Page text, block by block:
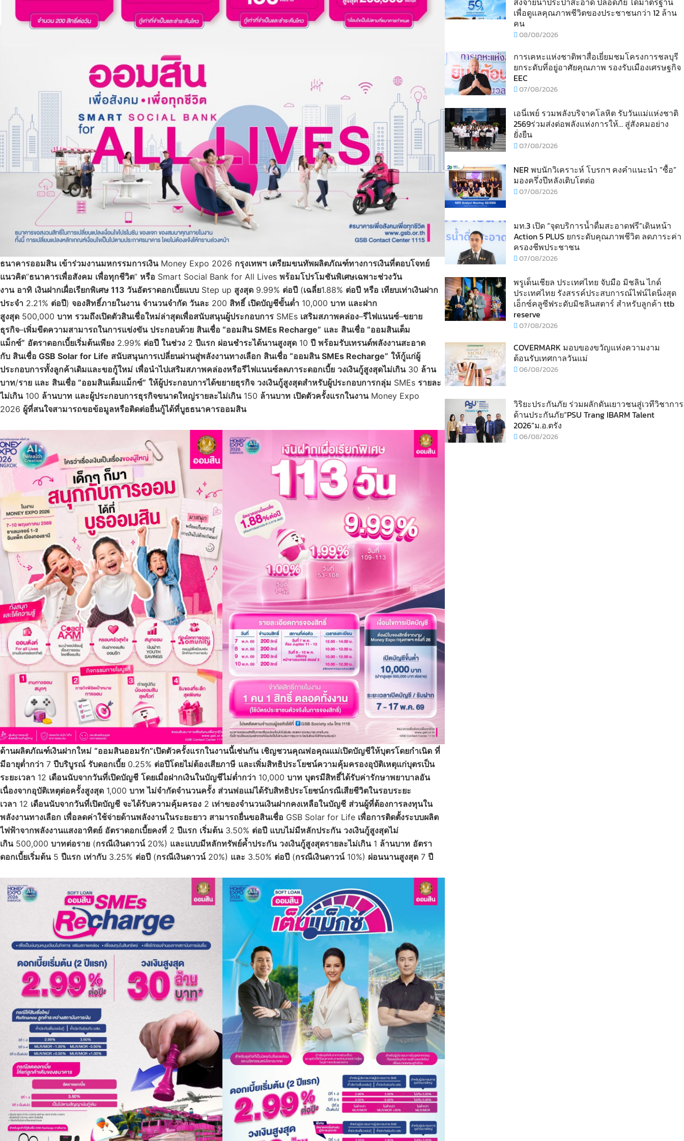
ธนาคารออมสิน เข้าร่วมงานมหกรรมการเงินMoney Expo 2026 กรุงเทพฯ เตรียมขนทัพผลิตภัณฑ์ทางการเงินที่ตอบโจทย์
แนวคิด“ธนาคารเพื่อสังคม เพื่อทุกชีวิต” หรือ Smart Social Bank for All Lives พร้อมโปรโมชันพิเศษเฉพาะช่วงวัน
งาน อาทิ เงินฝากเผื่อเรียกพิเศษ 113 วันอัตราดอกเบี้ยแบบ Step up สูงสุด 9.99% ต่อปี (เฉลี่ย1.88% ต่อปี หรือ เทียบเท่าเงินฝาก
ประจำ 2.21% ต่อปี) จองสิทธิ์ภายในงาน จำนวนจำกัด วันละ 200 สิทธิ์ เปิดบัญชีขั้นต่ำ 10,000 บาท และฝาก
สูงสุด 500,000 บาท รวมถึงเปิดตัวสินเชื่อใหม่ล่าสุดเพื่อสนับสนุนผู้ประกอบการ SMEs เสริมสภาพคล่อง–รีไฟแนนซ์–ขยาย
ธุรกิจ–เพิ่มขีดความสามารถในการแข่งขัน ประกอบด้วย สินเชื่อ “ออมสิน SMEs Recharge” และ สินเชื่อ “ออมสินเต็ม
แม็กซ์” อัตราดอกเบี้ยเริ่มต้นเพียง 2.99% ต่อปี ในช่วง 2 ปีแรก ผ่อนชำระได้นานสูงสุด 10 ปี พร้อมรับเทรนด์พลังงานสะอาด
กับ สินเชื่อ GSB Solar for Life สนับสนุนการเปลี่ยนผ่านสู่พลังงานทางเลือก สินเชื่อ “ออมสิน SMEs Recharge” ให้กู้แก่ผู้
ประกอบการทั้งลูกค้าเดิมและขอกู้ใหม่ เพื่อนำไปเสริมสภาพคล่องหรือรีไฟแนนซ์ลดภาระดอกเบี้ย วงเงินกู้สูงสุดไม่เกิน30 ล้าน
บาท/ราย และ สินเชื่อ “ออมสินเต็มแม็กซ์” ให้ผู้ประกอบการได้ขยายธุรกิจ วงเงินกู้สูงสุดสำหรับผู้ประกอบการกลุ่ม SMEs รายละ
ไม่เกิน100 ล้านบาท และผู้ประกอบการธุรกิจขนาดใหญ่รายละไม่เกิน150 ล้านบาท เปิดตัวครั้งแรกในงานMoney Expo
2026 ผู้ที่สนใจสามารถขอข้อมูลหรือติดต่อยื่นกู้ได้ที่บูธธนาคารออมสิน
ด้านผลิตภัณฑ์เงินฝากใหม่ “ออมสินออมรัก”เปิดตัวครั้งแรกในงานนี้เช่นกัน เชิญชวนคุณพ่อคุณแม่เปิดบัญชีให้บุตรโดยกำเนิด ที่
มีอายุต่ำกว่า 7 ปีบริบูรณ์ รับดอกเบี้ย 0.25% ต่อปีโดยไม่ต้องเสียภาษี และเพิ่มสิทธิประโยชน์ความคุ้มครองอุบัติเหตุแก่บุตรเป็น
ระยะเวลา 12 เดือนนับจากวันที่เปิดบัญชี โดยเมื่อฝากเงินในบัญชีไม่ต่ำกว่า 10,000 บาท บุตรมีสิทธิ์ได้รับค่ารักษาพยาบาลอัน
เนื่องจากอุบัติเหตุต่อครั้งสูงสุด 1,000 บาท ไม่จำกัดจำนวนครั้ง ส่วนพ่อแม่ได้รับสิทธิประโยชน์กรณีเสียชีวิตในรอบระยะ
เวลา 12 เดือนนับจากวันที่เปิดบัญชี จะได้รับความคุ้มครอง 2 เท่าของจำนวนเงินฝากคงเหลือในบัญชี ส่วนผู้ที่ต้องการลงทุนใน
พลังงานทางเลือก เพื่อลดค่าใช้จ่ายด้านพลังงานในระยะยาว สามารถยื่นขอสินเชื่อ GSB Solar for Life เพื่อการติดตั้งระบบผลิต
ไฟฟ้าจากพลังงานแสงอาทิตย์ อัตราดอกเบี้ยคงที่ 2 ปีแรก เริ่มต้น3.50% ต่อปี แบบไม่มีหลักประกัน วงเงินกู้สูงสุดไม่
เกิน500,000 บาทต่อราย (กรณีเงินดาวน์20%) และแบบมีหลักทรัพย์ค้ำประกัน วงเงินกู้สูงสุดรายละไม่เกิน1 ล้านบาท อัตรา
ดอกเบี้ยเริ่มต้น5 ปีแรก เท่ากับ 3.25% ต่อปี (กรณีเงินดาวน์20%) และ 3.50% ต่อปี (กรณีเงินดาวน์10%) ผ่อนนานสูงสุด 7 ปี
เพื่อดูแลคุณภาพชีวิตของประชาชนกว่า 12 ล้าน
คน
08/08/2026
การเคหะแห่งชาติพาสื่อเยี่ยมชมโครงการชลบุรี
ยกระดับที่อยู่อาศัยคุณภาพ รองรับเมืองเศรษฐกิจ
EEC
07/08/2026
เอนี่เพย์ รวมพลังบริจาคโลหิต รับวันแม่แห่งชาติ
2569ร่วมส่งต่อพลังแห่งการให้… สู่สังคมอย่าง
ยั่งยืน
07/08/2026
NER พบนักวิเคราะห์ โบรกฯ คงคำแนะนำ “ซื้อ”
มองครึ่งปีหลังเติบโตต่อ
07/08/2026
มท.3 เปิด “จุดบริการน้ำดื่มสะอาดฟรี”เดินหน้า
Action 5 PLUS ยกระดับคุณภาพชีวิต ลดภาระค่า
ครองชีพประชาชน
07/08/2026
พรูเด็นเชียล ประเทศไทย จับมือ มิชลิน ไกด์
ประเทศไทย รังสรรค์ประสบการณ์ไฟน์ไดนิ่งสุด
เอ็กซ์คลูซีฟระดับมิชลินสตาร์ สำหรับลูกค้า ttb
reserve
07/08/2026
COVERMARK มอบของขวัญแห่งความงาม
ต้อนรับเทศกาลวันแม่
06/08/2026
วิริยะประกันภัย ร่วมผลักดันเยาวชนสู่เวทีวิชาการ
ด้านประกันภัย“PSU Trang IBARM Talent
2026”ม.อ.ตรัง
06/08/2026